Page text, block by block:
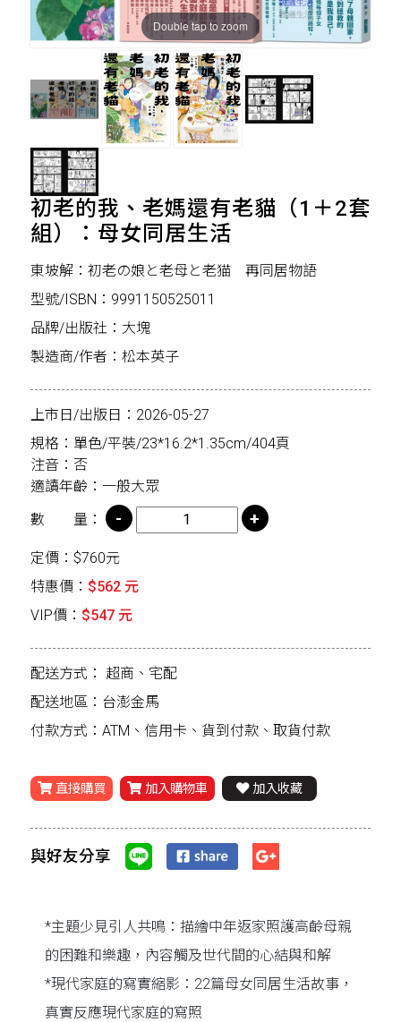
Double tap to zoom
初老的我、老媽還有老貓（1＋2套
組）：母女同居生活
東坡解：初老の娘と老母と老猫 再同居物語
型號/ISBN：9991150525011
品牌/出版社：大塊
製造商/作者：松本英子
上市日/出版日：2026-05-27
規格：單色/平裝/23*16.2*1.35cm/404頁
注音：否
適讀年齡：一般大眾
數 量：
定價：$760元
特惠價： $562 元
VIP價： $547 元
配送方式： 超商、宅配
配送地區：台澎金馬
付款方式：ATM、信用卡、貨到付款、取貨付款
直接購買 加入購物車 加入收藏
與好友分享
*主題少見引人共鳴：描繪中年返家照護高齡母親
的困難和樂趣，內容觸及世代間的心結與和解
*現代家庭的寫實縮影：22篇母女同居生活故事，
真實反應現代家庭的寫照